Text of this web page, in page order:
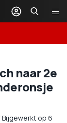
naar 2e
Bijgewerkt op 6